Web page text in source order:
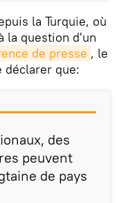
la Turquie, où
la question d'un
de presse , le
déclarer que:
des
peuvent
de pays